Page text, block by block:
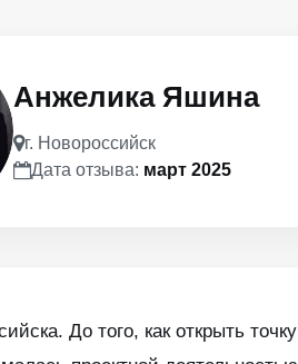
Анжелика Яшина
г. Новороссийск
Дата отзыва: март 2025
До того, как открыть